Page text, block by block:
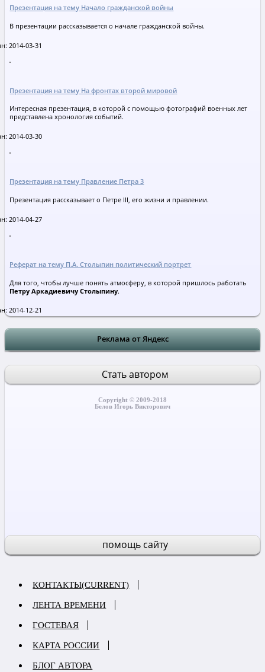
Презентация на тему Начало гражданской войны
В презентации рассказывается о начале гражданской войны.
2014-03-31
Презентация на тему На фронтах второй мировой
Интересная презентация, в которой с помощью фотографий военных лет
представлена хронология событий.
2014-03-30
Презентация на тему Правление Петра 3
Презентация рассказывает о Петре III, его жизни и правлении.
2014-04-27
Реферат на тему П.А. Столыпин политический портрет
Для того, чтобы лучше понять атмосферу, в которой пришлось работать
Петру Аркадиевичу Столыпину.
2014-12-21
Реклама от Яндекс
Стать автором
Copyright © 2009-2018
Белов Игорь Викторович
помощь сайту
КОНТАКТЫ(CURRENT)
ЛЕНТА ВРЕМЕНИ
ГОСТЕВАЯ
КАРТА РОССИИ
БЛОГ АВТОРА